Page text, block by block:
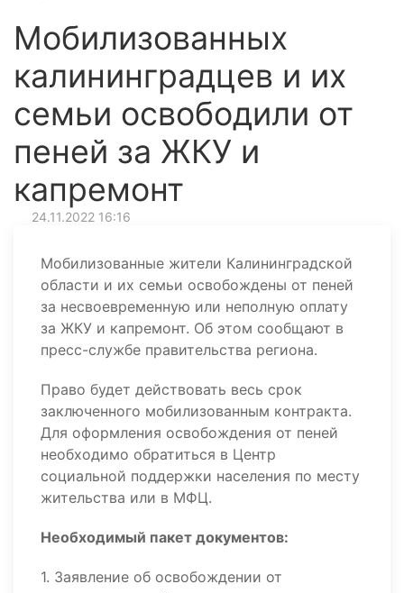
Мобилизованных
калининградцев и их
семьи освободили от
пеней за ЖКУ и
капремонт
24.11.2022 16:16
Мобилизованные жители Калининградской
области и их семьи освобождены от пеней
за несвоевременную или неполную оплату
за ЖКУ и капремонт. Об этом сообщают в
пресс-службе правительства региона.
Право будет действовать весь срок
заключенного мобилизованным контракта.
Для оформления освобождения от пеней
необходимо обратиться в Центр
социальной поддержки населения по месту
жительства или в МФЦ.
Необходимый пакет документов:
1. Заявление об освобождении от